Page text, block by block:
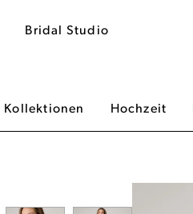
Bridal Studio
Kollektionen Hochzeit